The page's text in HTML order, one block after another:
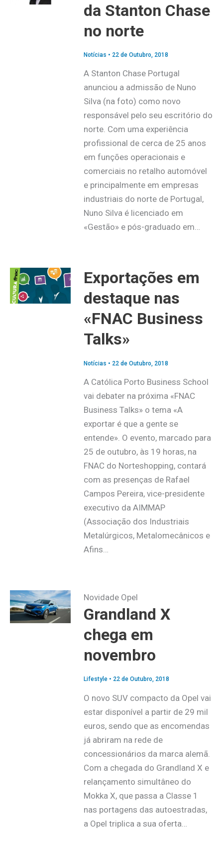
da Stanton Chase
no norte
Notícias • 22 de Outubro, 2018
A Stanton Chase Portugal
anunciou a admissão de Nuno
Silva (na foto) como novo
responsável pelo seu escritório do
norte. Com uma experiência
profissional de cerca de 25 anos
em funções operacionais e
comerciais no retalho automóvel
e principalmente em empresas
industriais do norte de Portugal,
Nuno Silva é licenciado em
«Gestão» e pós-graduado em…
Exportações em
destaque nas
«FNAC Business
Talks»
Notícias • 22 de Outubro, 2018
A Católica Porto Business School
vai debater na próxima «FNAC
Business Talks» o tema «A
exportar é que a gente se
entende». O evento, marcado para
25 de outubro, às 19 horas, na
FNAC do Norteshopping, contará
com as presenças de Rafael
Campos Pereira, vice-presidente
executivo da AIMMAP
(Associação dos Industriais
Metalúrgicos, Metalomecânicos e
Afins…
Novidade Opel
Grandland X
chega em
novembro
Lifestyle• 22 de Outubro, 2018
O novo SUV compacto da Opel vai
estar disponível a partir de 29 mil
euros, sendo que as encomendas
já abriram na rede de
concessionários da marca alemã.
Com a chegada do Grandland X e
relançamento simultâneo do
Mokka X, que passa a Classe 1
nas portagens das autoestradas,
a Opel triplica a sua oferta…